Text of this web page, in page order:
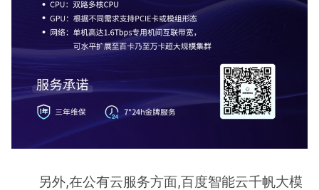
另外,在公有云服务方面,百度智能云千帆大模